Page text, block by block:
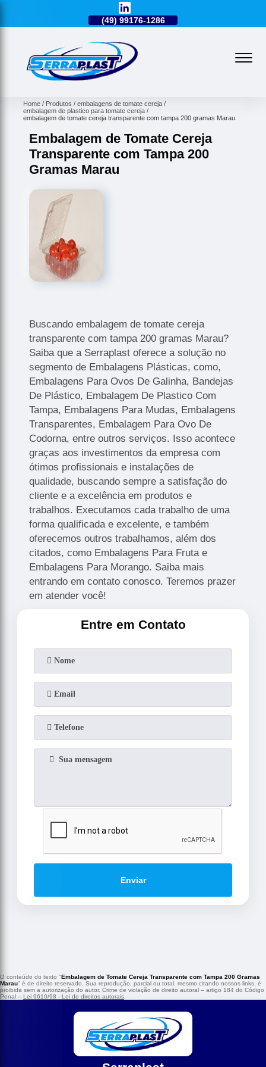
(49) 99176-1286
Home Produtos
embalagens de tomate cereja
embalagem de plastico para tomate cereja
embalagem de tomate cereja transparente com tampa 200 gramas Marau
Embalagem de Tomate Cereja
Transparente com Tampa 200
Gramas Marau
Buscando embalagem de tomate cereja
transparente com tampa 200 gramas Marau?
Saiba que a Serraplast oferece a solução no
segmento de Embalagens Plásticas, como,
Embalagens Para Ovos De Galinha, Bandejas
De Plástico, Embalagem De Plastico Com
Tampa, Embalagens Para Mudas, Embalagens
Transparentes, Embalagem Para Ovo De
Codorna, entre outros serviços. Isso acontece
graças aos investimentos da empresa com
ótimos profissionais e instalações de
qualidade, buscando sempre a satisfação do
cliente e a excelência em produtos e
trabalhos. Executamos cada trabalho de uma
forma qualificada e excelente, e também
oferecemos outros trabalhamos, além dos
citados, como Embalagens Para Fruta e
Embalagens Para Morango. Saiba mais
entrando em contato conosco. Teremos prazer
em atender você!
Entre em Contato
Enviar
O conteúdo do texto "Embalagem de Tomate Cereja Transparente com Tampa 200 Gramas
Marau" é de direito reservado. Sua reprodução, parcial ou total, mesmo citando nossos links, é
proibida sem a autorização do autor. Crime de violação de direito autoral – artigo 184 do Código
Penal – Lei 9610/98 - Lei de direitos autorais